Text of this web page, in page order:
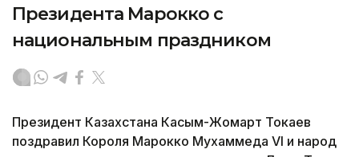
Президента Марокко с
национальным праздником
Президент Казахстана Касым-Жомарт Токаев
поздравил Короля Марокко Мухаммеда VI и народ